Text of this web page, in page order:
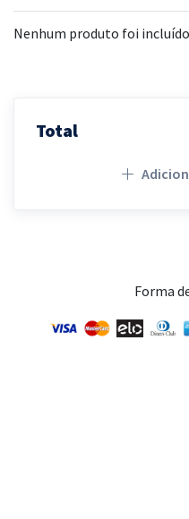
Nenhum produto foi
Total
Forma